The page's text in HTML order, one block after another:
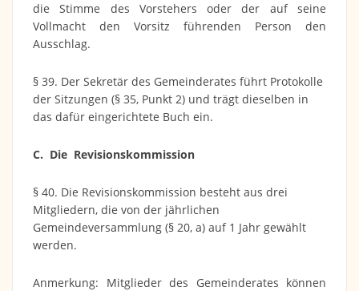
die Stimme des Vorstehers oder der auf seine
Vollmacht den Vorsitz führenden Person den
Ausschlag.
§ 39. Der Sekretär des Gemeinderates führt Protokolle
der Sitzungen (§ 35, Punkt 2) und trägt dieselben in
das dafür eingerichtete Buch ein.
C. Die Revisionskommission
§ 40. Die Revisionskommission besteht aus drei
Mitgliedern, die von der jährlichen
Gemeindeversammlung (§ 20, a) auf 1 Jahr gewählt
werden.
Anmerkung: Mitglieder des Gemeinderates können